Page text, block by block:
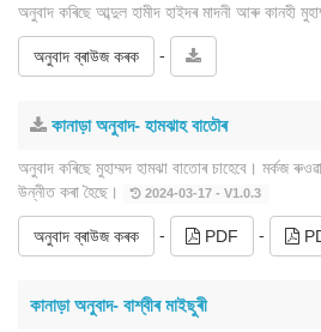
অনুবাদ কৰিছে আব্দুল হামীদ হাইদৰ মাদনী আৰু কানহী
অনুবাদ ব্ৰাউজ কৰক -
কানাড়া অনুবাদ- হামঝাহ বাতৌৰ
অনুবাদ কৰিছে মুহাম্মদ হামঝা বাতোৰ চাহেবে। মৰ্কজ
উন্নীত কৰা হৈছে।
2024-03-17 - V1.0.3
অনুবাদ ব্ৰাউজ কৰক - PDF -
কানাড়া অনুবাদ- বাশ্বীৰ মাইছুৰী